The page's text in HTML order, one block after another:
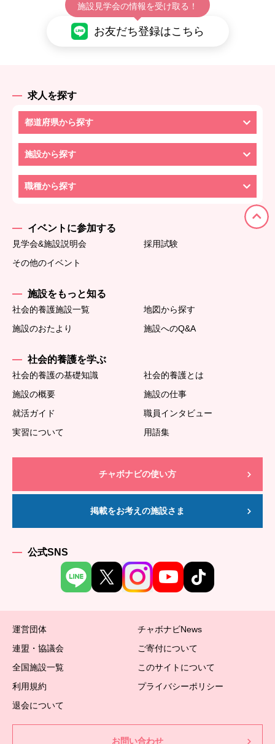
施設見学会の情報を受け取る！
お友だち登録はこちら
求人を探す
都道府県から探す
施設から探す
職種から探す
イベントに参加する
見学会&施設説明会
採用試験
その他のイベント
施設をもっと知る
社会的養護施設一覧
地図から探す
施設のおたより
施設へのQ&A
社会的養護を学ぶ
社会的養護の基礎知識
社会的養護とは
施設の概要
施設の仕事
就活ガイド
職員インタビュー
実習について
用語集
チャボナビの使い方
掲載をお考えの施設さま
公式SNS
運営団体
チャボナビNews
連盟・協議会
ご寄付について
全国施設一覧
このサイトについて
利用規約
プライバシーポリシー
退会について
お問い合わせ